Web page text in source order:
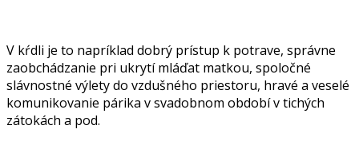
V kŕdli je to napríklad dobrý prístup k potrave, správne
zaobchádzanie pri ukrytí mláďat matkou, spoločné
slávnostné výlety do vzdušného priestoru, hravé a veselé
komunikovanie párika v svadobnom období v tichých
zátokách a pod.